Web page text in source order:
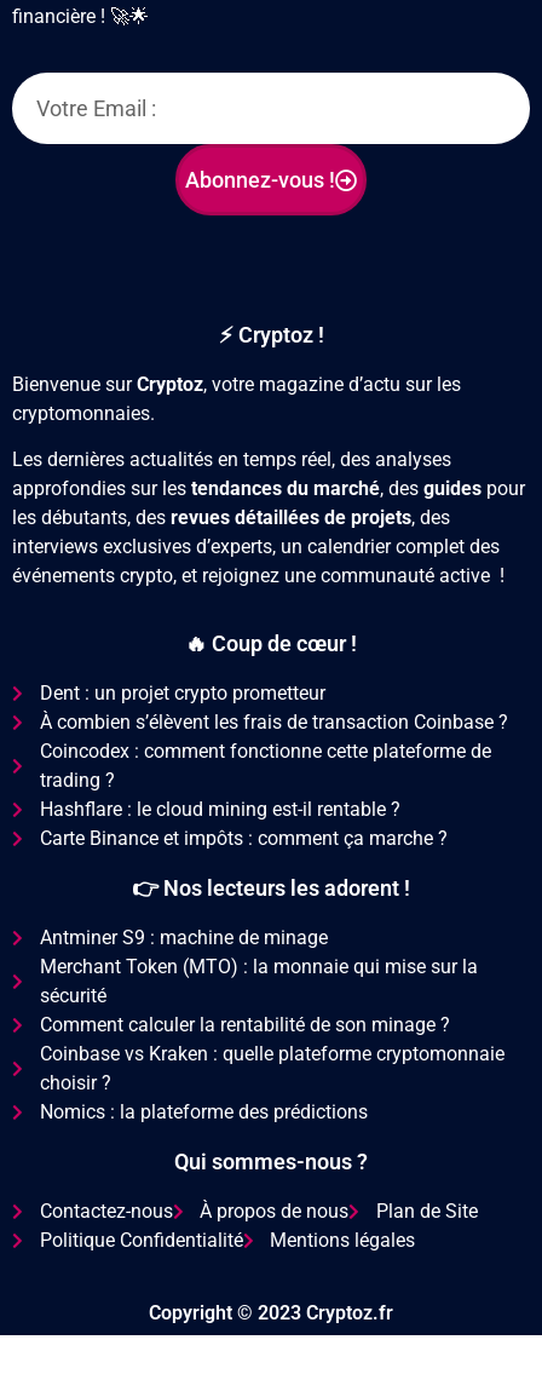
financière ! 🚀🌟
Abonnez-vous !
⚡ Cryptoz !
Bienvenue surCryptoz, votre magazine d’actu sur les
cryptomonnaies.
Les dernières actualités en temps réel, des analyses
approfondies sur les tendances du marché, des guides pour
les débutants, des revues détaillées de projets, des
interviews exclusives d’experts, un calendrier complet des
événements crypto, et rejoignez une communauté active !
🔥 Coup de cœur !
Dent : un projet crypto prometteur
À combien s’élèvent les frais de transaction Coinbase ?
Coincodex : comment fonctionne cette plateforme de
trading ?
Hashflare : le cloud mining est-il rentable ?
Carte Binance et impôts : comment ça marche ?
👉 Nos lecteurs les adorent !
Antminer S9 : machine de minage
Merchant Token (MTO) : la monnaie qui mise sur la
sécurité
Comment calculer la rentabilité de son minage ?
Coinbase vs Kraken : quelle plateforme cryptomonnaie
choisir ?
Nomics : la plateforme des prédictions
Qui sommes-nous ?
Contactez-nous À propos de nous
Plan de Site
Politique Confidentialité
Mentions légales
Copyright © 2023 Cryptoz.fr